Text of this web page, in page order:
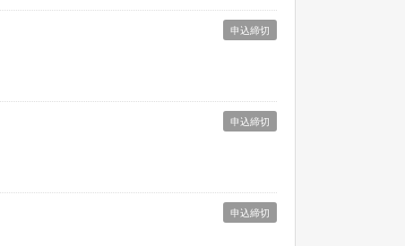
申込締切
申込締切
申込締切